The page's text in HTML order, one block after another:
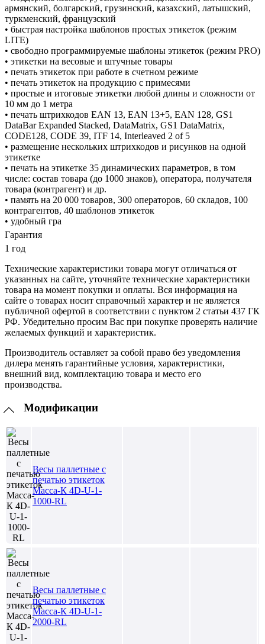
армянский, болгарский, грузинский, казахский, латышский,
туркменский, французский
• быстрая настройка шаблонов простых этикеток (режим
LITE)
• свободно программируемые шаблоны этикеток (режим PRO)
• этикетки на весовые и штучные товары
• печать этикеток при работе в счетном режиме
• печать этикеток на продукцию с примесями
• простые и итоговые этикетки любой длины и сложности от
10 мм до 1 метра
• печать штрихкодов EAN 13, EAN 13+5, EAN 128, GS1
DataBar Expanded Stacked, DataMatrix, GS1 DataMatrix,
CODE128, CODE 39, ITF 14, Interleaved 2 of 5
• размещение нескольких штрихкодов и рисунков на одной
этикетке
• печать на этикетке 35 динамических параметров, в том
числе: состав товара (до 1000 знаков), оператора, получателя
товара (контрагент) и др.
• память на 20 000 товаров, 300 операторов, 60 складов, 100
контрагентов, 40 шаблонов этикеток
• удобный гра
Гарантия
1 год
Технические характеристики товара могут отличаться от
указанных на сайте, уточняйте технические характеристики
товара на момент покупки и оплаты. Вся информация на
сайте о товарах носит справочный характер и не является
публичной офертой в соответствии с пунктом 2 статьи 437 ГК
РФ. Убедительно просим Вас при покупке проверять наличие
желаемых функций и характеристик.
Производитель оставляет за собой право без уведомления
дилера менять гарантийные условия, характеристики,
внешний вид, комплектацию товара и место его
производства.
Модификации
Весы паллетные с
печатью этикеток
Масса-К 4D-U-1-
1000-RL
Весы паллетные с
печатью этикеток
Масса-К 4D-U-1-
2000-RL